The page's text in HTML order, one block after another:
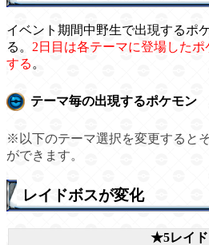
イベント期間中野生で出現するポ
る。 2日目は各テーマに登場した
する 。
テーマ毎の出現するポケモン
※以下のテーマ選択を変更すると
ができます。
レイドボスが変化
★5レイド